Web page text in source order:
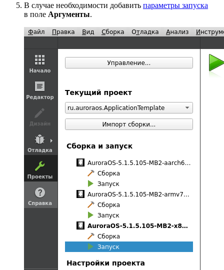
В случае необходимости добавить параметры запуска
в поле Аргументы.